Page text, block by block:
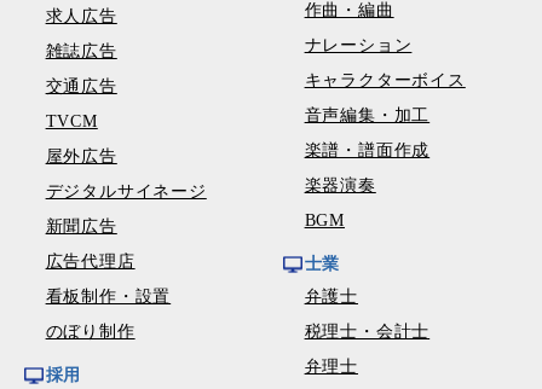
求人広告
雑誌広告
交通広告
TVCM
屋外広告
デジタルサイネージ
新聞広告
広告代理店
看板制作・設置
のぼり制作
採用
作曲・編曲
ナレーション
キャラクターボイス
音声編集・加工
楽譜・譜面作成
楽器演奏
BGM
士業
弁護士
税理士・会計士
弁理士